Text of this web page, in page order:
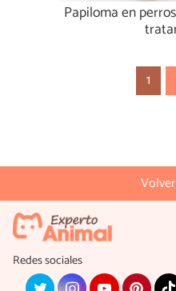
Papiloma en
1
Redes sociales